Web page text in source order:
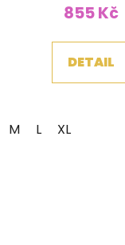
855 Kč
DETAIL
M L XL